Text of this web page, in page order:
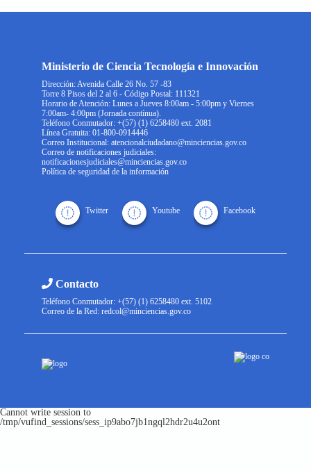
Ministerio de Ciencia Tecnología e Innovación
Dirección: Avenida Calle 26 No. 57 -83
Torre 8 Pisos del 2 al 6 - Código Postal: 111321
Horario de Atención: Lunes a Jueves 8:00am - 5:00pm y Viernes
7:00am- 4:00pm (Jornada contínua).
Teléfono Conmutador: +(57) (1) 6258480 ext. 2081
Línea Gratuita: 01-800-0914446
Correo Institucional: atencionalciudadano@minciencias.gov.co
Correo de notificaciones judiciales:
notificacionesjudiciales@minciencias.gov.co
Política de seguridad de la información
Twitter Youtube Facebook
Contacto
Teléfono Conmutador: +(57) (1) 6258480 ext. 5102
Correo de la Red: redcol@minciencias.gov.co
Cannot write session to
/tmp/vufind_sessions/sess_ip9abo7jb1ngql2hdr2u4u2ont